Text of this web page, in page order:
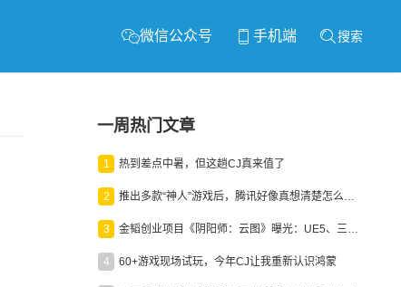
微信公众号 手机端 搜索
一周热门文章
1 热到差点中暑，但这趟CJ真来值了
2 推出多款“神人”游戏后，腾讯好像真想清楚怎么做二次元了
3 金韬创业项目《阴阳师：云图》曝光：UE5、三端互通、ARPG
4 60+游戏现场试玩，今年CJ让我重新认识鸿蒙